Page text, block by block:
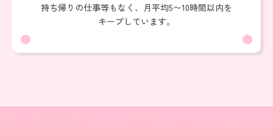
持ち帰りの仕事等もなく、月平均5〜10時間以内を
キープしています。